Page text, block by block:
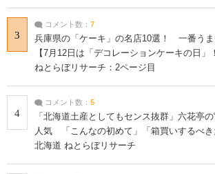
3
コメント数： 7
兵庫県の「ケーキ」の名店10選！ 一番うま
【7月12日は「デコレーションケーキの日」
ねとらぼリサーチ：2ページ目
4
コメント数： 5
「北海道土産としてもセンス抜群」六花亭
人気 「こんなの初めて」「箱買いするべき
北海道 ねとらぼリサーチ